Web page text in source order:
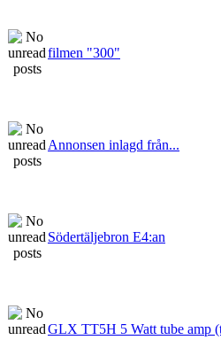
filmen "300"
Annonsen inlagd från...
Södertäljebron E4:an
GLX TT5H 5 Watt tube amp